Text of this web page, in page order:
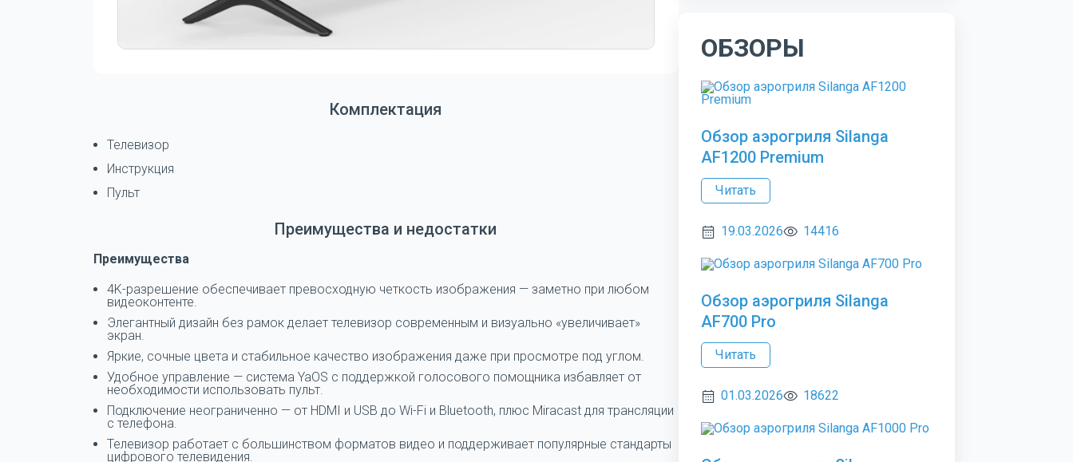
Комплектация
Телевизор
Инструкция
Пульт
Преимущества и недостатки
Преимущества
4K-разрешение обеспечивает превосходную четкость изображения — заметно при любом
видеоконтенте.
Элегантный дизайн без рамок делает телевизор современным и визуально «увеличивает»
экран.
Яркие, сочные цвета и стабильное качество изображения даже при просмотре под углом.
Удобное управление — система YaOS с поддержкой голосового помощника избавляет от
необходимости использовать пульт.
Подключение неограниченно — от HDMI и USB до Wi-Fi и Bluetooth, плюс Miracast для трансляции
с телефона.
Телевизор работает с большинством форматов видео и поддерживает популярные стандарты
цифрового телевидения.
ОБЗОРЫ
Обзор аэрогриля Silanga
AF1200 Premium
Читать
19.03.2026 14416
Обзор аэрогриля Silanga
AF700 Pro
Читать
01.03.2026 18622